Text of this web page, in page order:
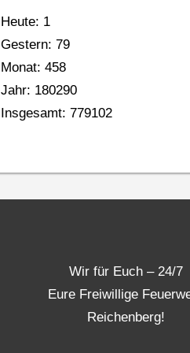
Heute: 1
Gestern: 79
Monat: 458
Jahr: 180290
Insgesamt: 779102
Wir für Euch – 24/7
Eure Freiwillige
Reichenberg!